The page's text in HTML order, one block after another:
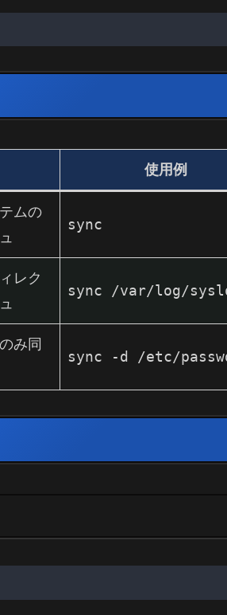
使用例
ムの
sync
レク
sync /var/log/
み同
sync -d /etc/